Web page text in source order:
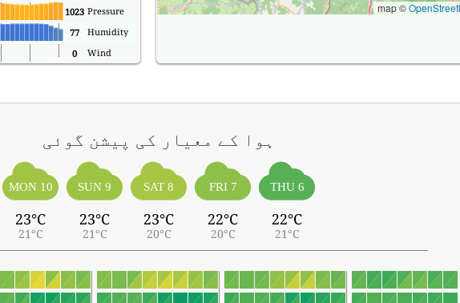
Pressure
1023
Humidity
77
Wind
0
map ©
ہوا کے معیار کی پیشن گوئی
THU 6
22°C
21°C
FRI 7
22°C
20°C
SAT 8
23°C
20°C
SUN 9
23°C
21°C
MON 10
23°C
21°C